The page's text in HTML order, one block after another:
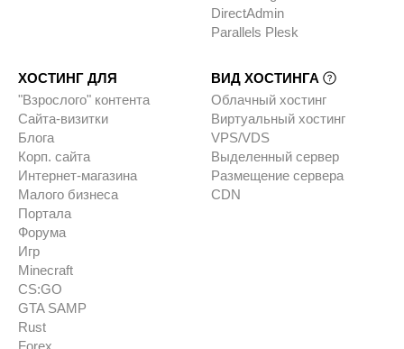
DirectAdmin
Parallels Plesk
ХОСТИНГ ДЛЯ
"Взрослого" контента
Сайта-визитки
Блога
Корп. сайта
Интернет-магазина
Малого бизнеса
Портала
Форума
Игр
Minecraft
CS:GO
GTA SAMP
Rust
ВИД ХОСТИНГА
Облачный хостинг
Виртуальный хостинг
VPS/VDS
Выделенный сервер
Размещение сервера
CDN